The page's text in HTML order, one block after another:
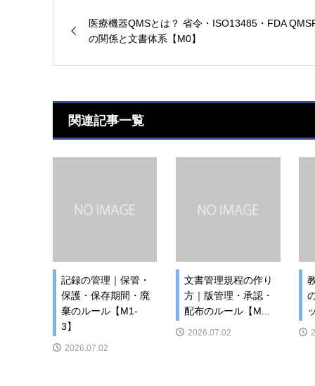
医療機器QMSとは？ 省令・ISO13485・FDA
の関係と文書体系【M0】
関連記事一覧
記録の管理｜保管・
保護・保存期間・廃
棄のルール【M1-
3】
2026.07.02
文書管理規程の作り
方｜版管理・承認・
配布のルール【M...
2026.07.02